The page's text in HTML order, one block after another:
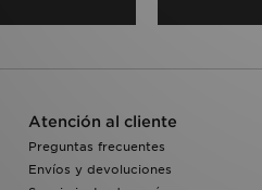
Atención al cliente
Preguntas frecuentes
Envíos y devoluciones